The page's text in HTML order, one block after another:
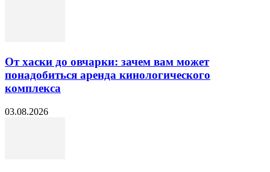
От хаски до овчарки: зачем вам может
понадобиться аренда кинологического
комплекса
03.08.2026